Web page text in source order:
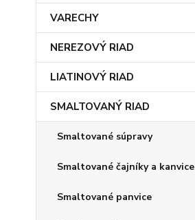
VARECHY
NEREZOVÝ RIAD
LIATINOVÝ RIAD
SMALTOVANÝ RIAD
Smaltované súpravy
Smaltované čajníky a kanvice
Smaltované panvice